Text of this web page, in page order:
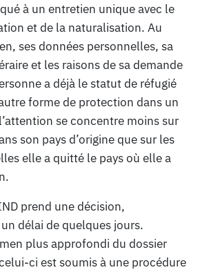
à un entretien unique avec le
et de la naturalisation. Au
ses données personnelles, sa
et les raisons de sa demande
a déjà le statut de réfugié
forme de protection dans un
se concentre moins sur
son pays d’origine que sur les
elle a quitté le pays où elle a
prend une décision,
délai de quelques jours.
plus approfondi du dossier
ci est soumis à une procédure